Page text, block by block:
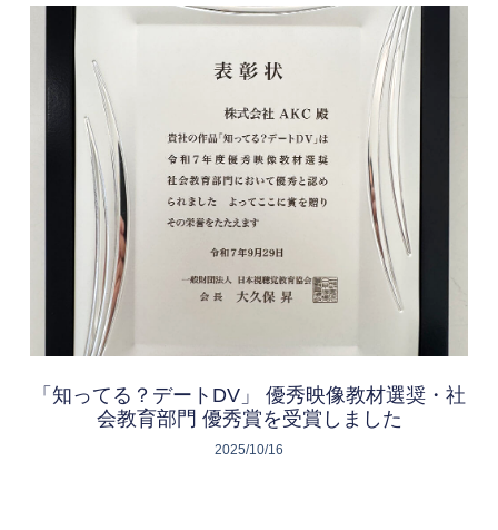
「知ってる？デートDV」 優秀映像教材選奨・社
会教育部門 優秀賞を受賞しました
2025/10/16